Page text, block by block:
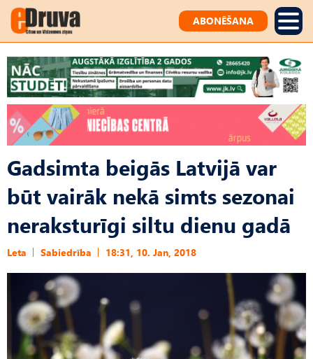
ABONĒŠANA
Gadsimta beigās Latvijā var
būt vairāk nekā simts sezonai
neraksturīgi siltu dienu gadā
Leta Sabiedrība 18:31, 10. Jan, 2018